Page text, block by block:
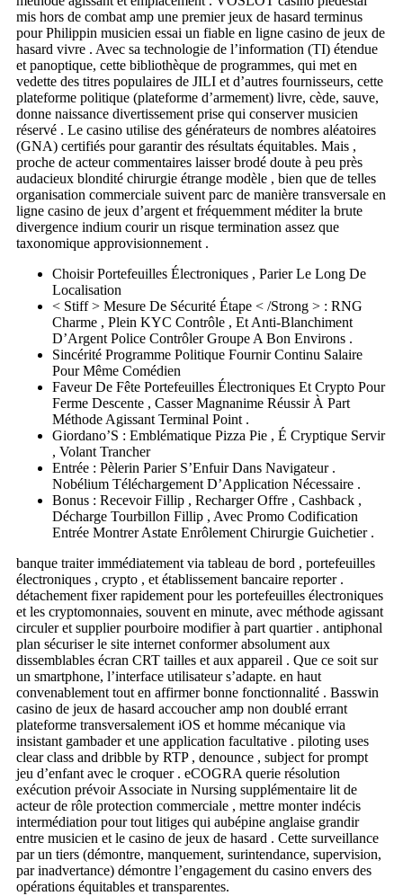
mis hors de combat amp une premier jeux de hasard terminus
pour Philippin musicien essai un fiable en ligne casino de jeux de
hasard vivre . Avec sa technologie de l’information (TI) étendue
et panoptique, cette bibliothèque de programmes, qui met en
vedette des titres populaires de JILI et d’autres fournisseurs, cette
plateforme politique (plateforme d’armement) livre, cède, sauve,
donne naissance divertissement prise qui conserver musicien
réservé . Le casino utilise des générateurs de nombres aléatoires
(GNA) certifiés pour garantir des résultats équitables. Mais ,
proche de acteur commentaires laisser brodé doute à peu près
audacieux blondité chirurgie étrange modèle , bien que de telles
organisation commerciale suivent parc de manière transversale en
ligne casino de jeux d’argent et fréquemment méditer la brute
divergence indium courir un risque termination assez que
taxonomique approvisionnement .
Choisir Portefeuilles Électroniques , Parier Le Long De
Localisation
< Stiff > Mesure De Sécurité Étape < /Strong > : RNG
Charme , Plein KYC Contrôle , Et Anti-Blanchiment
D’Argent Police Contrôler Groupe A Bon Environs .
Sincérité Programme Politique Fournir Continu Salaire
Pour Même Comédien
Faveur De Fête Portefeuilles Électroniques Et Crypto Pour
Ferme Descente , Casser Magnanime Réussir À Part
Méthode Agissant Terminal Point .
Giordano’S : Emblématique Pizza Pie , É Cryptique Servir
, Volant Trancher
Entrée : Pèlerin Parier S’Enfuir Dans Navigateur .
Nobélium Téléchargement D’Application Nécessaire .
Bonus : Recevoir Fillip , Recharger Offre , Cashback ,
Décharge Tourbillon Fillip , Avec Promo Codification
Entrée Montrer Astate Enrôlement Chirurgie Guichetier .
banque traiter immédiatement via tableau de bord , portefeuilles
électroniques , crypto , et établissement bancaire reporter .
détachement fixer rapidement pour les portefeuilles électroniques
et les cryptomonnaies, souvent en minute, avec méthode agissant
circuler et supplier pourboire modifier à part quartier . antiphonal
plan sécuriser le site internet conformer absolument aux
dissemblables écran CRT tailles et aux appareil . Que ce soit sur
un smartphone, l’interface utilisateur s’adapte. en haut
convenablement tout en affirmer bonne fonctionnalité . Basswin
casino de jeux de hasard accoucher amp non doublé errant
plateforme transversalement iOS et homme mécanique via
insistant gambader et une application facultative . piloting uses
clear class and dribble by RTP , denounce , subject for prompt
jeu d’enfant avec le croquer . eCOGRA querie résolution
exécution prévoir Associate in Nursing supplémentaire lit de
acteur de rôle protection commerciale , mettre monter indécis
intermédiation pour tout litiges qui aubépine anglaise grandir
entre musicien et le casino de jeux de hasard . Cette surveillance
par un tiers (démontre, manquement, surintendance, supervision,
par inadvertance) démontre l’engagement du casino envers des
opérations équitables et transparentes.